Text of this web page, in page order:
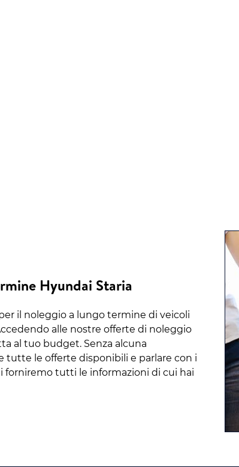
Hyundai Staria
il noleggio a lungo termine di veicoli
alle nostre offerte di noleggio
al tuo budget. Senza alcuna
le offerte disponibili e parlare con i
forniremo tutti le informazioni di cui hai